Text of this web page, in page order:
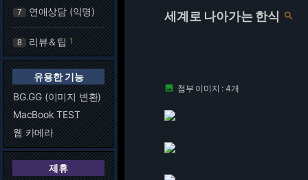
7 연애상담 (익명)
8 리뷰＆팁 1
유용한 기능
BG.GG (이미지 변환)
MacBook TEST
웹 카메라
제휴
세계로 나아가는 한식 
 첨부 이미지 : 4개